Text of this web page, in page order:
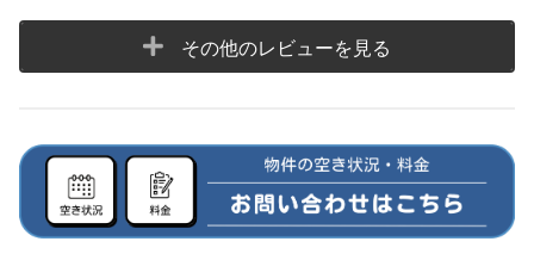
その他のレビューを見る